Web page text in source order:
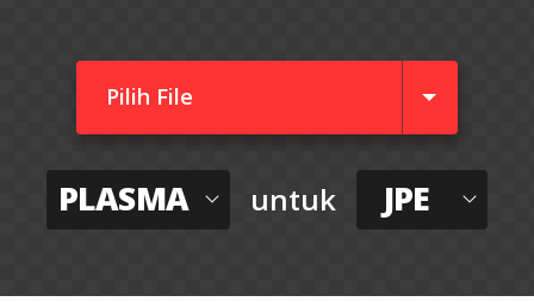
Pilih File
PLASMA untuk JPE